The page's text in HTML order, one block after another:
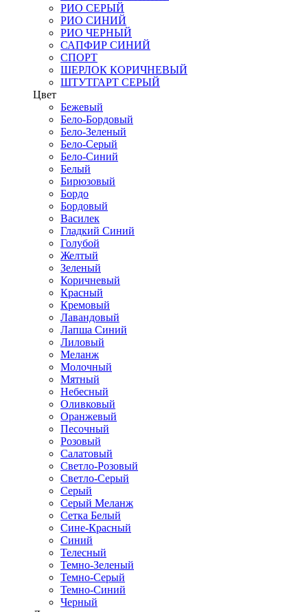
РИО СЕРЫЙ
РИО СИНИЙ
РИО ЧЕРНЫЙ
САПФИР СИНИЙ
СПОРТ
ШЕРЛОК КОРИЧНЕВЫЙ
ШТУТГАРТ СЕРЫЙ
Цвет
Бежевый
Бело-Бордовый
Бело-Зеленый
Бело-Серый
Бело-Синий
Белый
Бирюзовый
Бордо
Бордовый
Василек
Гладкий Синий
Голубой
Желтый
Зеленый
Коричневый
Красный
Кремовый
Лавандовый
Лапша Синий
Лиловый
Меланж
Молочный
Мятный
Небесный
Оливковый
Оранжевый
Песочный
Розовый
Салатовый
Светло-Розовый
Светло-Серый
Серый
Серый Меланж
Сетка Белый
Сине-Красный
Синий
Телесный
Темно-Зеленый
Темно-Серый
Темно-Синий
Черный